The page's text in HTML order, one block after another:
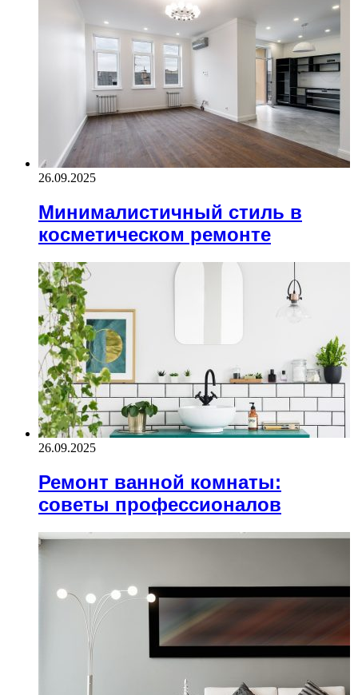
26.09.2025
Минималистичный стиль в
косметическом ремонте
26.09.2025
Ремонт ванной комнаты:
советы профессионалов